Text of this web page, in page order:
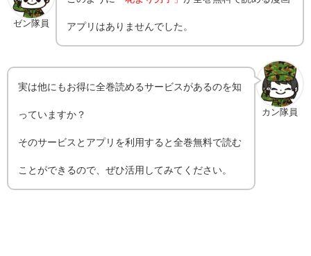
ゼン隊員 アプリはありませんでした。
カン隊員
実は他にもお得に全巻読めるサービスがあるのを知
っていますか？
そのサービスとアプリを利用すると全巻無料で読む
ことができるので、ぜひ活用してみてください。